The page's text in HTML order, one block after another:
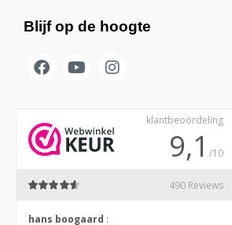
Blijf op de hoogte